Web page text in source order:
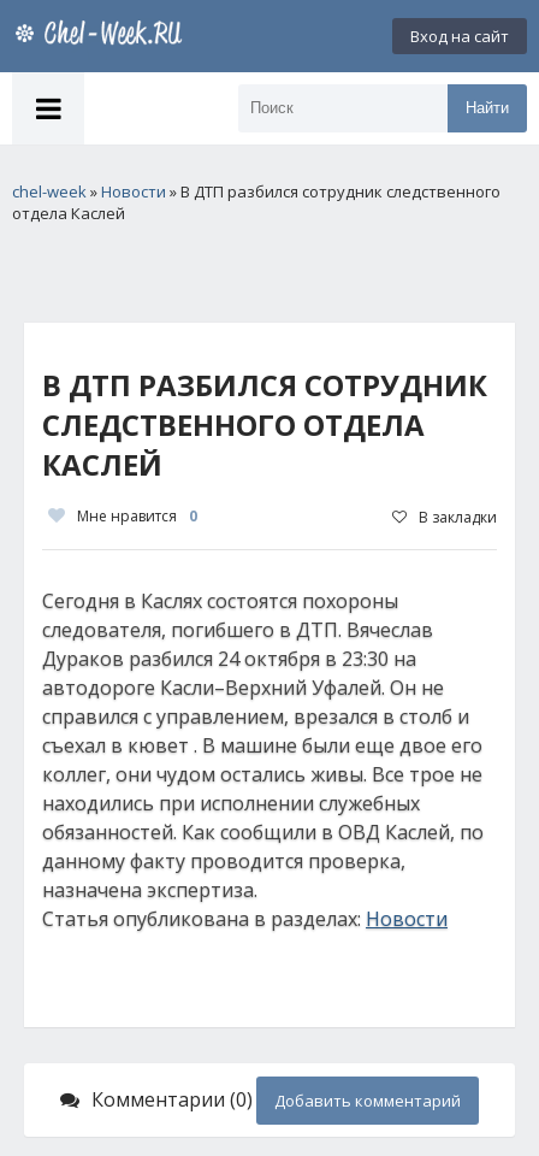
Вход на сайт
Найти
chel-week»Новости » В ДТП разбился сотрудник следственного
отдела Каслей
В ДТП РАЗБИЛСЯ СОТРУДНИК
СЛЕДСТВЕННОГО ОТДЕЛА
КАСЛЕЙ
Мне нравится 0 В закладки
Сегодня в Каслях состоятся похороны
следователя, погибшего в ДТП. Вячеслав
Дураков разбился 24 октября в 23:30 на
автодороге Касли–Верхний Уфалей. Он не
справился с управлением, врезался в столб и
съехал в кювет . В машине были еще двое его
коллег, они чудом остались живы. Все трое не
находились при исполнении служебных
обязанностей. Как сообщили в ОВД Каслей, по
данному факту проводится проверка,
назначена экспертиза.
Статья опубликована в разделах: Новости
Комментарии (0) Добавить комментарий